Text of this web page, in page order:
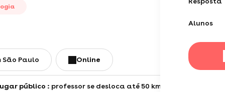
Alunos
São Paulo online
público : professor se desloca até 50 km